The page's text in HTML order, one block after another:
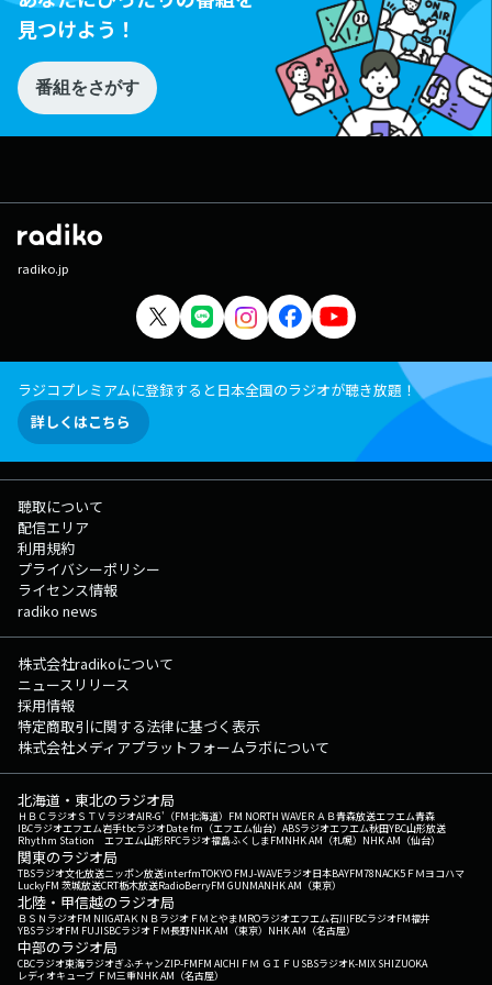
見つけよう！
番組をさがす
radiko.jp
ラジコプレミアムに登録すると日本全国のラジオが聴き放題！
詳しくはこちら
聴取について
配信エリア
利用規約
プライバシーポリシー
ライセンス情報
radiko news
株式会社radikoについて
ニュースリリース
採用情報
特定商取引に関する法律に基づく表示
株式会社メディアプラットフォームラボについて
北海道・東北のラジオ局
ＨＢＣラジオＳＴＶラジオAIR-G'（FM北海道） FM NORTH WAVEＲＡＢ青森放送エフエム青森
IBCラジオエフエム岩手tbcラジオDate fm（エフエム仙台） ABSラジオエフエム秋田YBC山形放送
Rhythm Station エフエム山形RFCラジオ福島ふくしまFMNHK AM（札幌） NHK AM（仙台）
関東のラジオ局
TBSラジオ文化放送ニッポン放送interfmTOKYO FMJ-WAVEラジオ日本BAYFM78NACK5 ＦＭヨコハマ
LuckyFM 茨城放送CRT栃木放送RadioBerryFM GUNMANHK AM（東京）
北陸・甲信越のラジオ局
ＢＳＮラジオFM NIIGATAＫＮＢラジオ ＦＭとやまMROラジオエフエム石川FBCラジオFM福井
YBSラジオFM FUJISBCラジオ ＦＭ長野NHK AM（東京） NHK AM（名古屋）
中部のラジオ局
CBCラジオ東海ラジオぎふチャンZIP-FMFM AICHI ＦＭ ＧＩＦＵ SBSラジオK-MIX SHIZUOKA
レディオキューブ ＦＭ三重NHK AM（名古屋）